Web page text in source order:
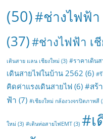
(50)#ช่างไฟฟ้า
(37)#ช่างไฟฟ้า เ
เดินสาย แลน เชียงใหม่ (3) #ราคาเดิน
เดินสายไฟในบ้าน 2562 (6) #
คิดค่าแรงเดินสายไฟ (6) #สร้
ฟ้า (7) #เชียงใหม่ กล้องวงจรปิดภาพสี
ใหม่ (3) #เดินท่อสายไฟEMT (3) #เ